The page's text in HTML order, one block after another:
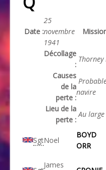
Date :
25
novembre
1941
Décollage
:
Causes
de la
perte :
navire
Lieu de la
perte :
Au large
SgtNoel
BOYD
ORR
James